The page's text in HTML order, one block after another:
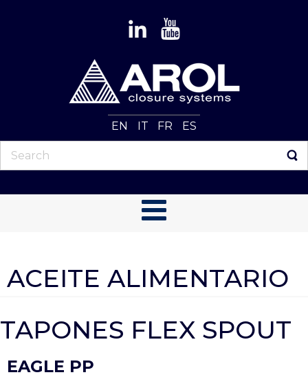
EN IT FR ES
ACEITE ALIMENTARIO
TAPONES FLEX SPOUT
EAGLE PP